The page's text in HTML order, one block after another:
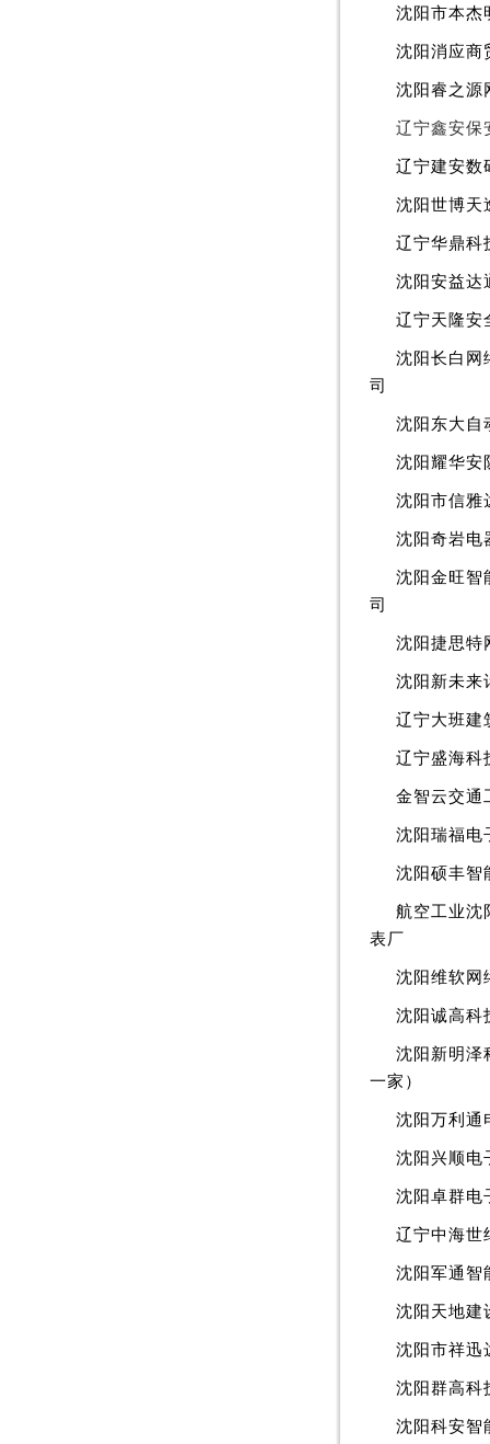
沈阳市本杰
沈阳消应商
沈阳睿之源
辽宁鑫安保
辽宁建安数
沈阳世博天
辽宁华鼎科
沈阳安益达
辽宁天隆安
沈阳长白网
司
沈阳东大自
沈阳耀华安
沈阳市信雅
沈阳奇岩电
沈阳金旺智
司
沈阳捷思特
沈阳新未来
辽宁大班建
辽宁盛海科
金智云交通
沈阳瑞福电
沈阳硕丰智
航空工业沈
表厂
沈阳维软网
沈阳诚高科
沈阳新明泽
一家）
沈阳万利通
沈阳兴顺电
沈阳卓群电
辽宁中海世
沈阳军通智
沈阳天地建
沈阳市祥迅
沈阳群高科
沈阳科安智